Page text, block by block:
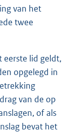
van het
twee
eerste lid geldt,
opgelegd in
van de op
of als
bevat het